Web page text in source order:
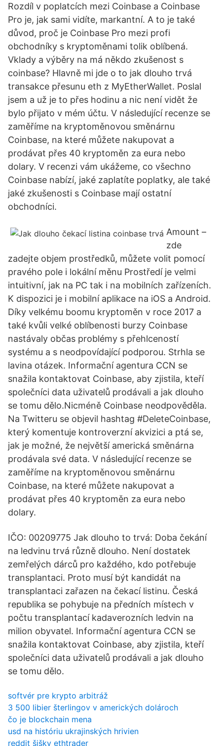
Rozdíl v poplatcích mezi Coinbase a Coinbase
Pro je, jak sami vidíte, markantní. A to je také
důvod, proč je Coinbase Pro mezi profi
obchodníky s kryptoměnami tolik oblíbená.
Vklady a výběry na má někdo zkušenost s
coinbase? Hlavně mi jde o to jak dlouho trvá
transakce přesunu eth z MyEtherWallet. Poslal
jsem a už je to přes hodinu a nic není vidět že
bylo přijato v mém účtu. V následující recenze se
zaměříme na kryptoměnovou směnárnu
Coinbase, na které můžete nakupovat a
prodávat přes 40 kryptoměn za eura nebo
dolary. V recenzi vám ukážeme, co všechno
Coinbase nabízí, jaké zaplatíte poplatky, ale také
jaké zkušenosti s Coinbase mají ostatní
obchodníci.
Amount –
zde
zadejte objem prostředků, můžete volit pomocí
pravého pole i lokální měnu Prostředí je velmi
intuitivní, jak na PC tak i na mobilních zařízeních.
K dispozici je i mobilní aplikace na iOS a Android.
Díky velkému boomu kryptoměn v roce 2017 a
také kvůli velké oblíbenosti burzy Coinbase
nastávaly občas problémy s přehlceností
systému a s neodpovídající podporou. Strhla se
lavina otázek. Informační agentura CCN se
snažila kontaktovat Coinbase, aby zjistila, kteří
společníci data uživatelů prodávali a jak dlouho
se tomu dělo.Nicméně Coinbase neodpověděla.
Na Twitteru se objevil hashtag #DeleteCoinbase,
který komentuje kontroverzní akvizici a ptá se,
jak je možné, že největší americká směnárna
prodávala své data. V následující recenze se
zaměříme na kryptoměnovou směnárnu
Coinbase, na které můžete nakupovat a
prodávat přes 40 kryptoměn za eura nebo
dolary.
IČO: 00209775 Jak dlouho to trvá: Doba čekání
na ledvinu trvá různě dlouho. Není dostatek
zemřelých dárců pro každého, kdo potřebuje
transplantaci. Proto musí být kandidát na
transplantaci zařazen na čekací listinu. Česká
republika se pohybuje na předních místech v
počtu transplantací kadaverozních ledvin na
milion obyvatel. Informační agentura CCN se
snažila kontaktovat Coinbase, aby zjistila, kteří
společníci data uživatelů prodávali a jak dlouho
se tomu dělo.
softvér pre krypto arbitráž
3 500 libier šterlingov v amerických dolároch
čo je blockchain mena
usd na históriu ukrajinských hrivien
reddit šišky ethtrader